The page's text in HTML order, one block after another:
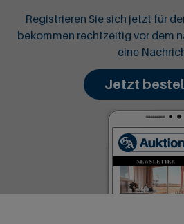
Registrieren Sie sich jetzt für
bekommen rechtzeitig vor dem
eine
Jetzt